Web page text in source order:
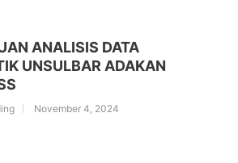
ANALISIS DATA
UNSULBAR ADAKAN
November 4, 2024